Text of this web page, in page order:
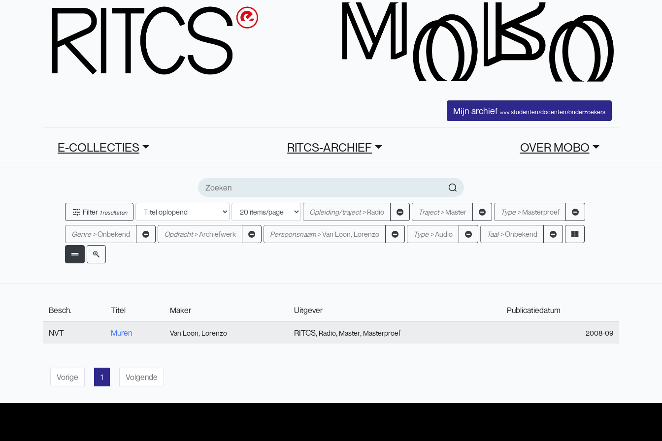
Mijn archief voorstudenten/docenten/onderzoekers
E-COLLECTIES RITCS-ARCHIEF OVER MOBO
Filter 1 resultaten Opleiding/traject > Radio Traject > Master Type > Masterproef
Genre >Onbekend Opdracht >Archiefwerk Persoonsnaam >Van Loon, Lorenzo Type >Audio Taal >Onbekend
Besch. Titel Maker Uitgever Publicatiedatum
NVT Muren Van Loon, Lorenzo RITCS, Radio, Master, Masterproef 2008-09
Vorige 1 Volgende